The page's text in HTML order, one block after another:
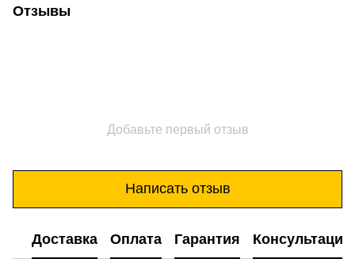
Отзывы
Добавьте первый отзыв
Написать отзыв
Доставка Оплата Гарантия Консультация